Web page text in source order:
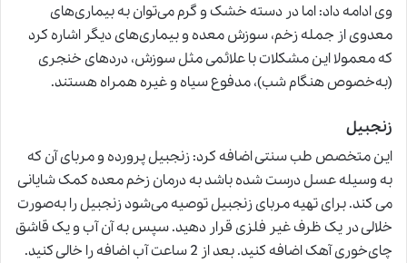
وی ادامه داد: اما در دسته خشک و گرم می‌توان به بیماری‌های
معدوی از‌ جمله زخم، سوزش معده و بیماری‌های دیگر اشاره کرد
که معمولا این مشکلات با علائمی مثل سوزش، دردهای خنجری
(به‌خصوص هنگام شب)، مدفوع سیاه و غیره همراه هستند.
زنجبیل
این متخصص طب سنتی اضافه کرد: زنجبیل پرورده و مربای آن که
به وسیله عسل درست شده باشد به درمان زخم معده کمک شایانی
می کند. برای تهیه مربای زنجبیل توصیه می‌شود زنجبیل را به‌صورت
خلالی در یک ظرف غیر فلزی قرار دهید. سپس به آن آب و یک قاشق
چای‌خوری آهک اضافه کنید. بعد از 2 ساعت آب اضافه را خالی کنید.